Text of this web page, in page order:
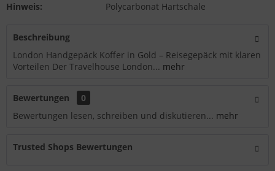
Hinweis:
Polycarbonat Hartschale
Beschreibung
London Handgepäck Koffer in Gold – Reisegepäck mit klaren
Vorteilen Der Travelhouse London... mehr
Bewertungen
0
Bewertungen lesen, schreiben und diskutieren... mehr
Trusted Shops Bewertungen